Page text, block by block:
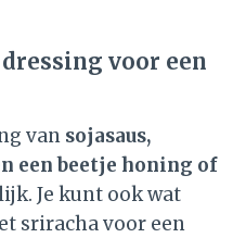
voor een
van sojasaus,
een beetje honing of
Je kunt ook wat
sriracha voor een